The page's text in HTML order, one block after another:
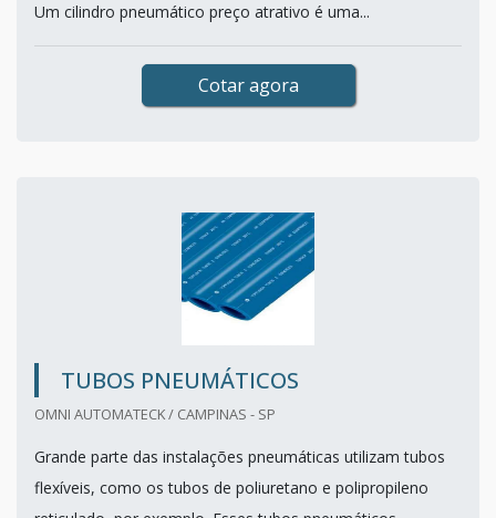
Um cilindro pneumático preço atrativo é uma...
Cotar agora
TUBOS PNEUMÁTICOS
OMNI AUTOMATECK / CAMPINAS - SP
Grande parte das instalações pneumáticas utilizam tubos
flexíveis, como os tubos de poliuretano e polipropileno